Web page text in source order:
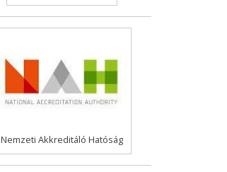
Nemzeti Akkreditáló Hatóság